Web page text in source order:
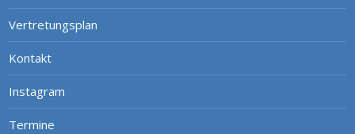
Vertretungsplan
Kontakt
Instagram
Termine